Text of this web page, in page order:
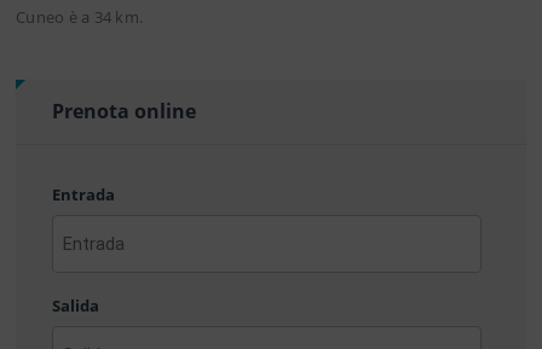
Cuneo è a 34 km.
Prenota online
Entrada
AAAA
MM
Salida